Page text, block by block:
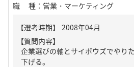
職種 ： 営業・マーケティング
【質問内容】
企業選びの軸とサイボウズでやり
下げる。